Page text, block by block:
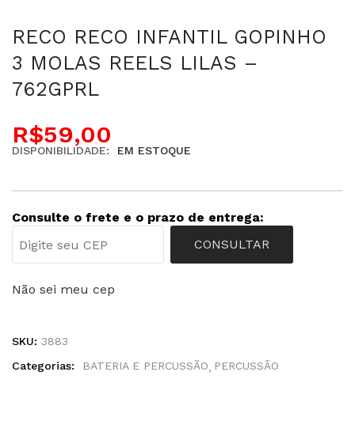
RECO RECO INFANTIL GOPINHO
3 MOLAS REELS LILAS –
762GPRL
R$59,00
DISPONIBILIDADE: EM ESTOQUE
Consulte o frete e o prazo de entrega:
CONSULTAR
Não sei meu cep
SKU: 3883
Categorias:
BATERIA E PERCUSSÃO PERCUSSÃO